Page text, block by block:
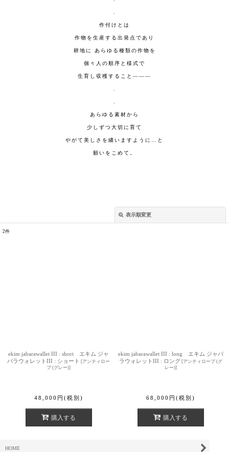
作付けとは
作物を生産する出発点であり
耕地に あらゆる種類の作物を
個々人の順序と様式で
生育し収穫すること———
あらゆる素材から
少しずつ大切に育て
やがて美しさを纏いますように…と
願いをこめて。
表示順変更
2件
ekim jabarawallet III : short エキム ジャ
バラウォレットIII : ショート [アンティロー
プ (グレー)]
48,000 円 (税別)
購入する
ekim jabarawallet III : long エキム ジャバ
ラウォレットIII : ロング [アンティロープ (グ
レー)]
68,000 円 (税別)
購入する
HOME